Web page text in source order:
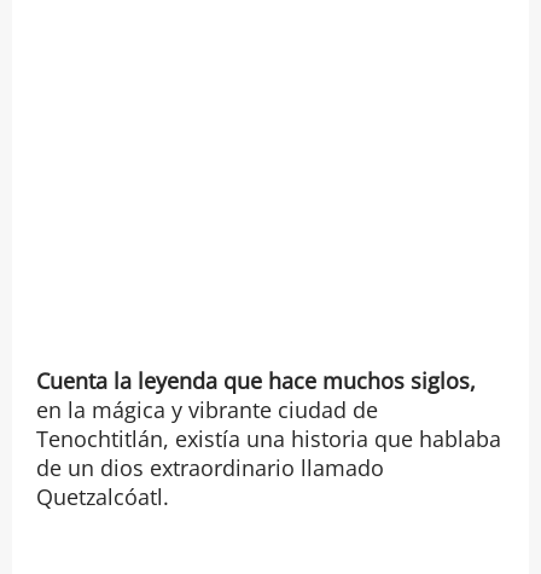
Cuenta la leyenda que hace muchos siglos,
en la mágica y vibrante ciudad de
Tenochtitlán, existía una historia que hablaba
de un dios extraordinario llamado
Quetzalcóatl.